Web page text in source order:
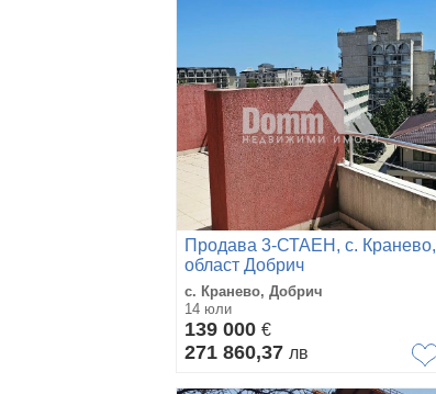
Продава 3-СТАЕН, с. Кранево,
област Добрич
с. Кранево, Добрич
14 юли
139 000 €
271 860,37 лв